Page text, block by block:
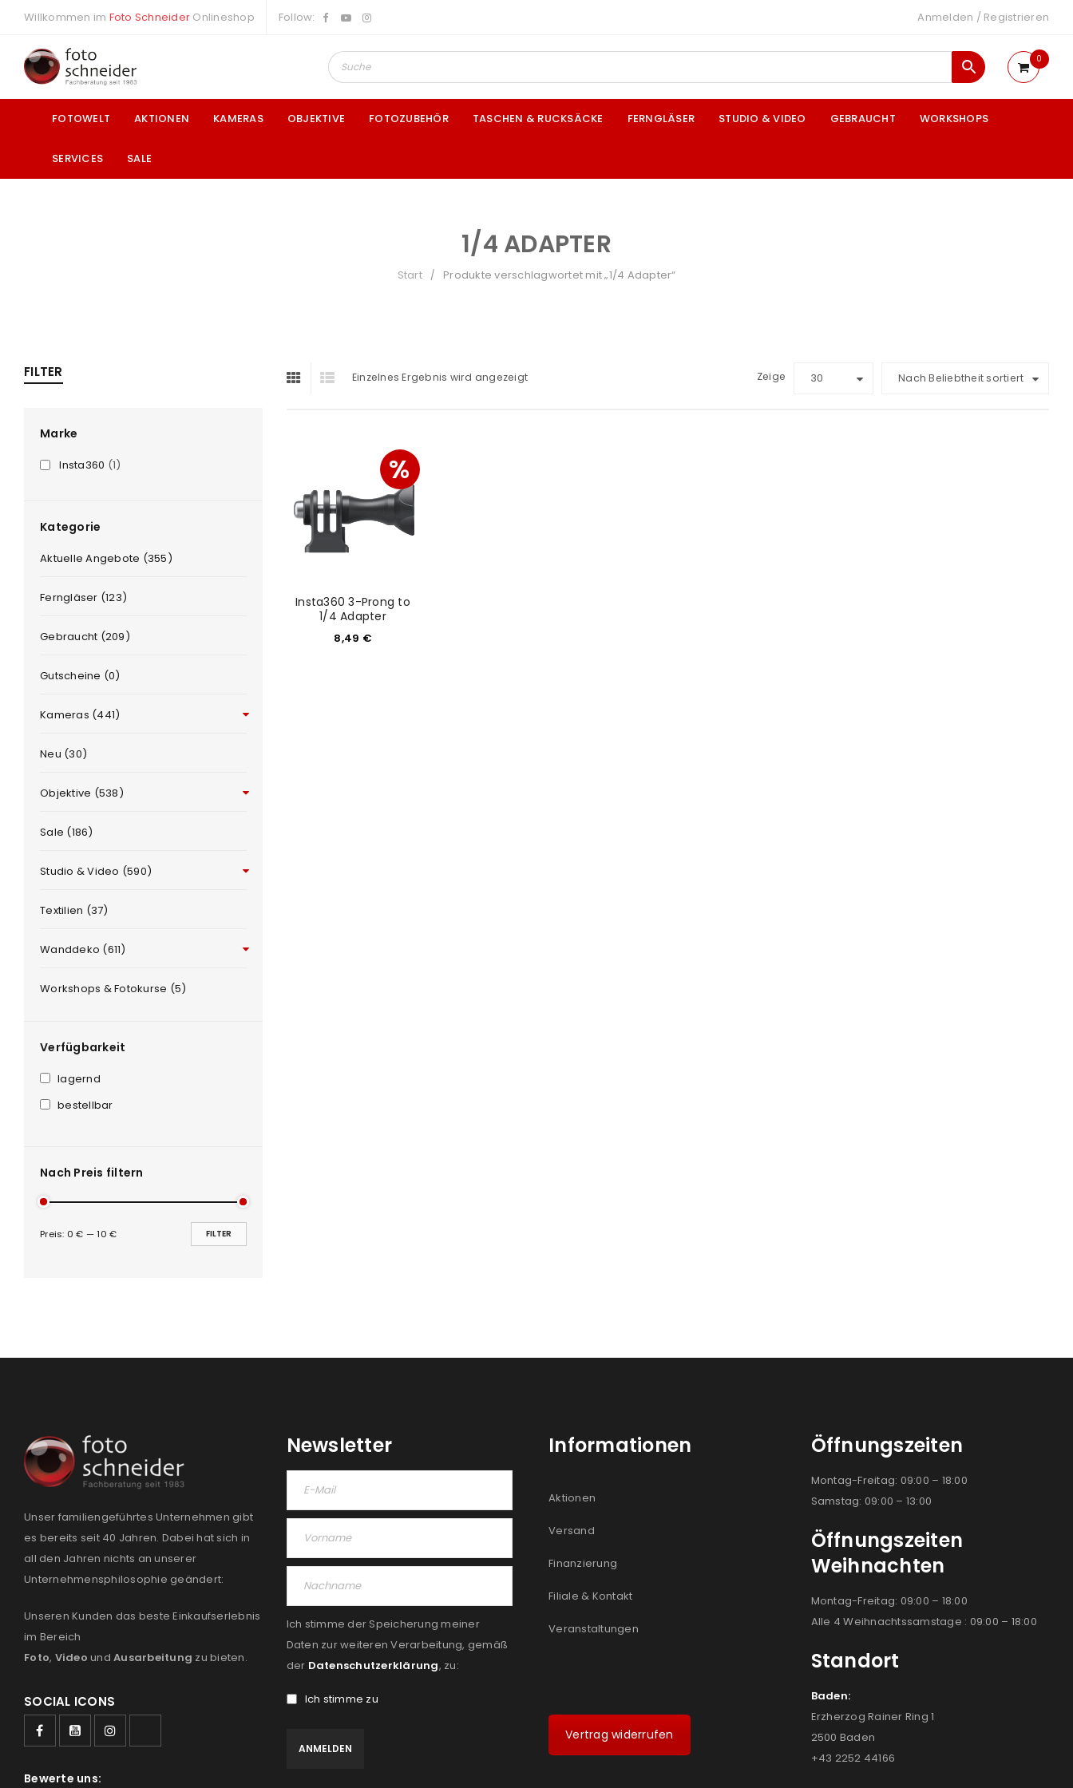
Passwort
Willkommen im Foto Schneider Onlineshop Follow: Anmelden / Registrieren
0
FOTOWELT AKTIONEN KAMERAS OBJEKTIVE FOTOZUBEHÖR TASCHEN & RUCKSÄCKE FERNGLÄSER STUDIO & VIDEO GEBRAUCHT WORKSHOPS
SERVICES SALE
1/4 ADAPTER
Start / Produkte verschlagwortet mit „1/4 Adapter“
FILTER
Marke
Insta360 (1)
Kategorie
Aktuelle Angebote (355)
Ferngläser (123)
Gebraucht (209)
Gutscheine (0)
Kameras (441)
Neu (30)
Objektive (538)
Sale (186)
Studio & Video (590)
Textilien (37)
Wanddeko (611)
Workshops & Fotokurse (5)
Verfügbarkeit
lagernd
bestellbar
Nach Preis filtern
FILTER
Preis: 0 € —10 €
Einzelnes Ergebnis wird angezeigt Nach Beliebtheit sortiert
Zeige 30
%
Insta360 3-Prong to
1/4 Adapter
8,49 €
Unser familiengeführtes Unternehmen gibt
es bereits seit 40 Jahren. Dabei hat sich in
all den Jahren nichts an unserer
Unternehmensphilosophie geändert:
Unseren Kunden das beste Einkaufserlebnis
im Bereich
Foto, Video und Ausarbeitung zu bieten.
SOCIAL ICONS
Bewerte uns:
Newsletter
Ich stimme der Speicherung meiner
Daten zur weiteren Verarbeitung, gemäß
der Datenschutzerklärung, zu:
Ich stimme zu
Informationen
Aktionen
Versand
Finanzierung
Filiale & Kontakt
Veranstaltungen
Vertrag widerrufen
Öffnungszeiten
Montag-Freitag: 09:00 – 18:00
Samstag: 09:00 – 13:00
Öffnungszeiten
Weihnachten
Montag-Freitag: 09:00 – 18:00
Alle 4 Weihnachtssamstage : 09:00 – 18:00
Standort
Baden:
Erzherzog Rainer Ring 1
2500 Baden
+43 2252 44166